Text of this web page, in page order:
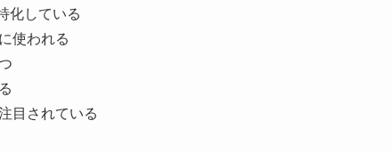
化している
使われる
目されている